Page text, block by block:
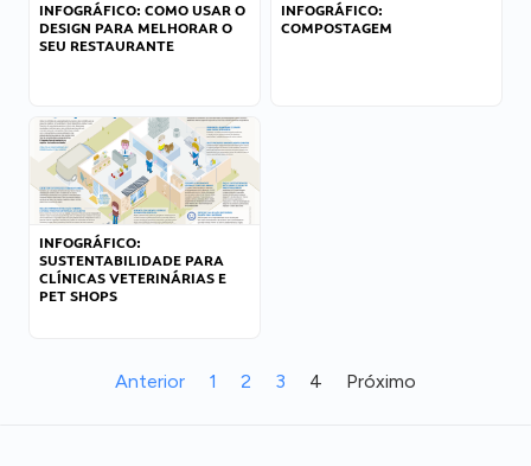
INFOGRÁFICO: COMO USAR O
DESIGN PARA MELHORAR O
SEU RESTAURANTE
INFOGRÁFICO:
COMPOSTAGEM
INFOGRÁFICO:
SUSTENTABILIDADE PARA
CLÍNICAS VETERINÁRIAS E
PET SHOPS
Anterior 1 2 3 4 Próximo